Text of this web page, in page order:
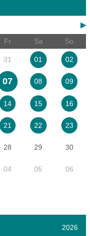
▶
Fr Sa So
31 01 02
07 08 09
14 15 16
21 22 23
28 29 30
04 05 06
2026